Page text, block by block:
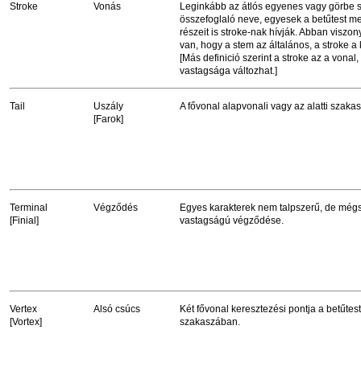
Stroke Vonás
Leginkább az átlós egyenes vagy görbe
összefoglaló neve, egyesek a betűtest
részeit is stroke-nak hívják. Abban
van, hogy a stem az általános, a stroke a
[Más definició szerint a stroke az a
vastagsága változhat.]
Tail
Uszály
[Farok]
A fővonal alapvonali vagy az alatti
Terminal
[Finial]
Végződés
Egyes karakterek nem talpszerű, de
vastagságú végződése.
Vertex
[Vortex]
Alsó csúcs
Két fővonal keresztezési pontja a
szakaszában.